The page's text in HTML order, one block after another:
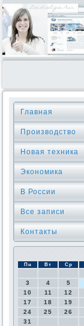
Главная
Производство
Новая техника
Экономика
В России
Все записи
Контакты
Пн Вт Ср
3
4 5
10
11 12
17
18 19
24
25 26
31